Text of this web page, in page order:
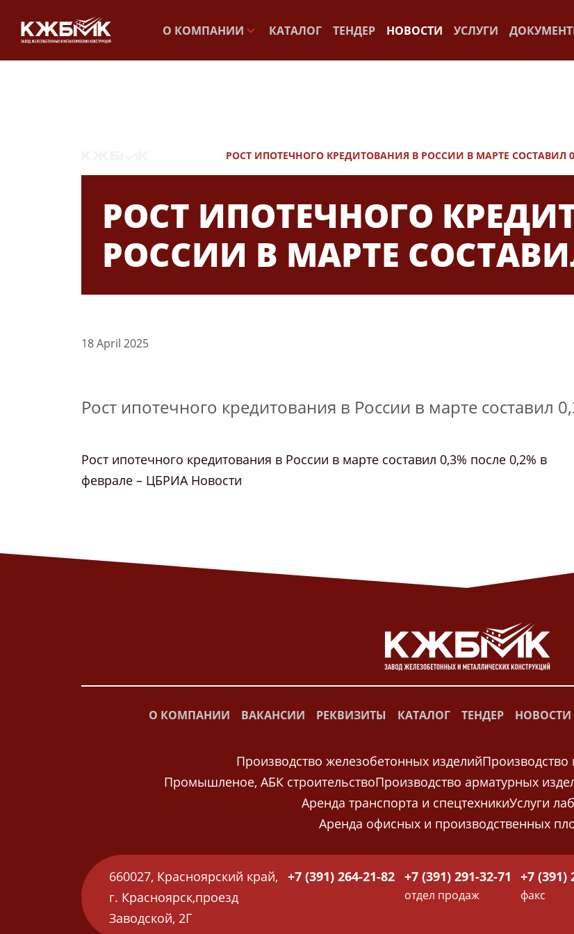
О КОМПАНИИ КАТАЛОГ ТЕНДЕР НОВОСТИ УСЛУГИ
РОСТ ИПОТЕЧНОГО КРЕДИТОВАНИЯ В РОССИИ В МАРТЕ СОСТАВИЛ
РОСТ ИПОТЕЧНОГО
РОССИИ В МАРТЕ
18 April 2025
Рост ипотечного кредитования в России в марте составил
Рост ипотечного кредитования в России в марте составил 0,3% после 0,2% в
феврале – ЦБРИА Новости
О КОМПАНИИ ВАКАНСИИ РЕКВИЗИТЫ КАТАЛОГ ТЕНДЕР НОВОСТИ
Производство железобетонных изделийПроизводство
Промышленое, АБК строительствоПроизводство арматурных
Аренда транспорта и спецтехникиУслуги
Аренда офисных и производственных
660027, Красноярский край,
г. Красноярск,проезд
Заводской, 2Г
+7 (391) 264-21-82 +7 (391) 291-32-71
отдел продаж
+7 (391)
факс